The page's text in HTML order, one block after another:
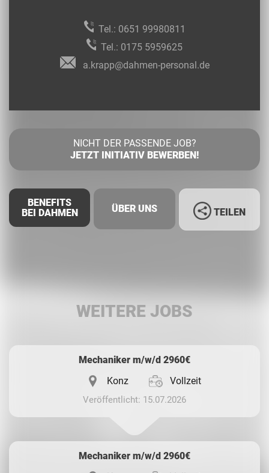
Tel.: 0651 99980811
Tel.: 0175 5959625
a.krapp@dahmen-personal.de
NICHT DER PASSENDE JOB?
JETZT INITIATIV BEWERBEN!
BENEFITS
BEI DAHMEN
ÜBER UNS TEILEN
WEITERE JOBS
Mechaniker m/w/d 2960€
Konz
Vollzeit
Veröffentlicht: 15.07.2026
Mechaniker m/w/d 2960€